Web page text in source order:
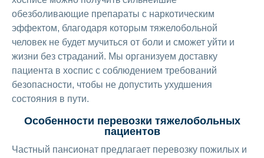
обезболивающие препараты с наркотическим
эффектом, благодаря которым тяжелобольной
человек не будет мучиться от боли и сможет уйти и
жизни без страданий. Мы организуем доставку
пациента в хоспис с соблюдением требований
безопасности, чтобы не допустить ухудшения
состояния в пути.
Особенности перевозки тяжелобольных
пациентов
Частный пансионат предлагает перевозку пожилых и